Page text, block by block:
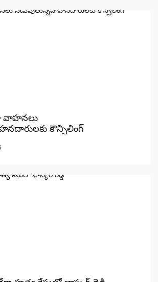
వాహనలు
కౌన్సిలింగ్